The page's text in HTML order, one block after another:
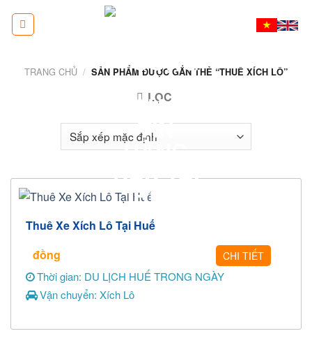
TRANG CHỦ / SẢN PHẨM ĐƯỢC GẮN THẺ “THUÊ XÍCH LÔ”
LỌC
Thuê Xe Xích Lô Tại Huế
đồng
CHI TIẾT
Thời gian: DU LỊCH HUẾ TRONG NGÀY
Vận chuyển: Xích Lô